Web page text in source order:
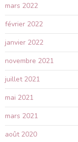
mars 2022
février 2022
janvier 2022
novembre 2021
juillet 2021
mai 2021
mars 2021
août 2020